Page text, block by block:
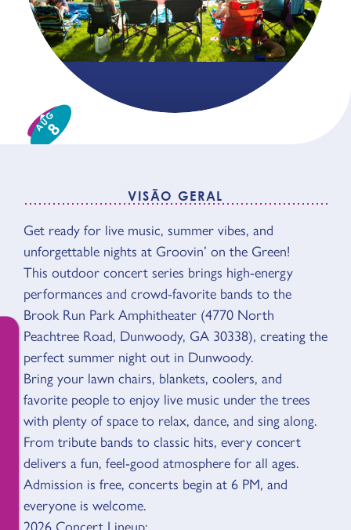
AUG
8
VISÃO GERAL
VISÃO GERAL
Get ready for live music, summer vibes, and
unforgettable nights at Groovin’ on the Green!
This outdoor concert series brings high-energy
performances and crowd-favorite bands to the
Brook Run Park Amphitheater (4770 North
Peachtree Road, Dunwoody, GA 30338), creating the
perfect summer night out in Dunwoody.
Bring your lawn chairs, blankets, coolers, and
favorite people to enjoy live music under the trees
with plenty of space to relax, dance, and sing along.
From tribute bands to classic hits, every concert
delivers a fun, feel-good atmosphere for all ages.
Admission is free, concerts begin at 6 PM, and
everyone is welcome.
2026 Concert Lineup: